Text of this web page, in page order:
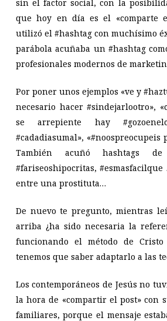
sin el factor social, con la
que hoy en día es el «comparte
utilizó el #hashtag con muchísimo
parábola acuñaba un #hashtag
profesionales modernos de
Por poner unos ejemplos «ve y
necesario hacer #sindejarlootro»,
se arrepiente hay
#cadadiasumal», «#noospreocupeis
También acuñó hashtags
#fariseoshipocritas,
entre una prostituta…
De nuevo te pregunto, mientras
arriba ¿ha sido necesaria la
funcionando el método de
tenemos que saber adaptarlo a las
Los contemporáneos de Jesús no
la hora de «compartir el post» con
familiares, porque el mensaje